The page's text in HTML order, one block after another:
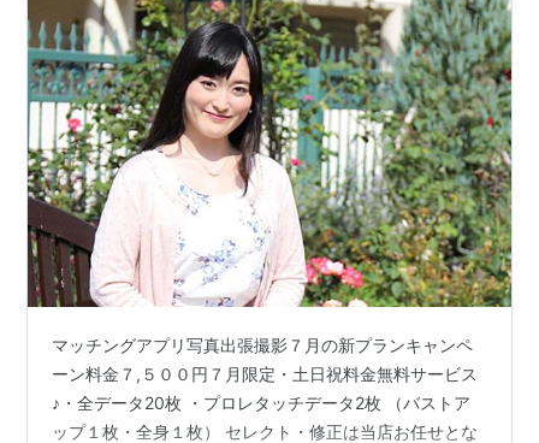
マッチングアプリ写真出張撮影７月の新プランキャンペ
ーン料金７,５００円７月限定・土日祝料金無料サービス
♪・全データ20枚 ・プロレタッチデータ2枚 （バストア
ップ１枚・全身１枚） セレクト・修正は当店お任せとな